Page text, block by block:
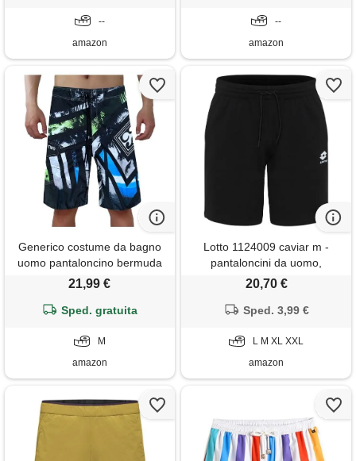
--
amazon
--
amazon
Generico costume da bagno
uomo pantaloncino bermuda
costumi lungo corto
boxer fiori americani cotone
gym di ibisco mutanda napoli
a in felpa, blu, m
21,99 €
Sped. gratuita
M
amazon
Lotto 1124009 caviar m -
pantaloncini da uomo,
vestibilità regolare
20,70 €
Sped. 3,99 €
L M XL XXL
amazon